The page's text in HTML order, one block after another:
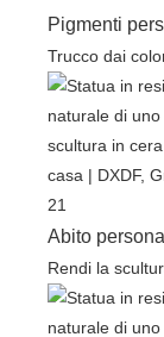
Pigmenti
Trucco dai
Abito
Rendi la